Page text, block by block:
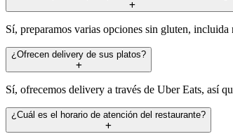
Sí, preparamos varias opciones sin gluten,
¿Ofrecen delivery de sus platos?
Sí, ofrecemos delivery a través de Uber Eats, así
¿Cuál es el horario de atención del restaurante?